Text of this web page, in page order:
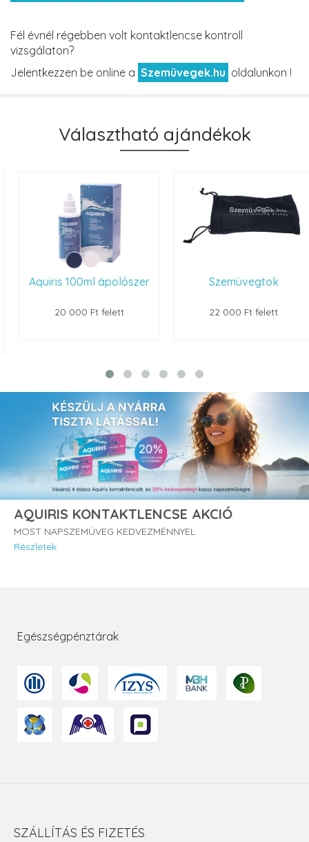
Fél évnél régebben volt kontaktlencse kontroll
vizsgálaton?
Jelentkezzen be online a Szemüvegek.hu oldalunkon !
Választható ajándékok
Aquiris 100ml ápolószer
20 000 Ft felett
Szemüvegtok
22 000 Ft felett
AQUIRIS KONTAKTLENCSE AKCIÓ
MOST NAPSZEMÜVEG KEDVEZMÉNNYEL
Részletek
Egészségpénztárak
SZÁLLÍTÁS ÉS FIZETÉS